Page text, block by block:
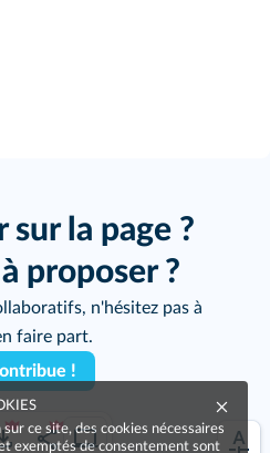
sur la page ?
proposer ?
n'hésitez pas à
faire part.
!
ce site, des cookies nécessaires
exemptés de consentement sont